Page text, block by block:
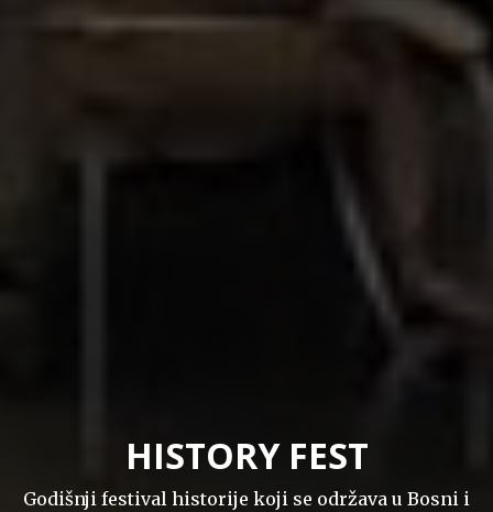
HISTORY FEST
Godišnji festival historije koji se održava u Bosni i